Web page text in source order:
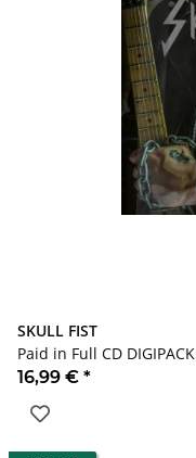
SKULL FIST
Paid in Full CD DIGIPACK
16,99 € *